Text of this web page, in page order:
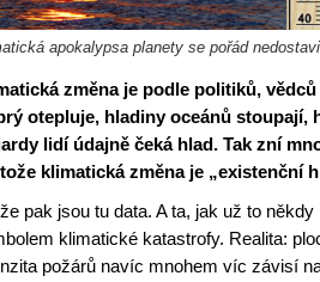
apokalypsa planety se pořád
změna je podle politiků,
otepluje, hladiny oceánů
lidí údajně čeká hlad. Tak zní
klimatická změna je „existenční
pak jsou tu data. A ta, jak už to
klimatické katastrofy. Realita:
požárů navíc mnohem víc závisí